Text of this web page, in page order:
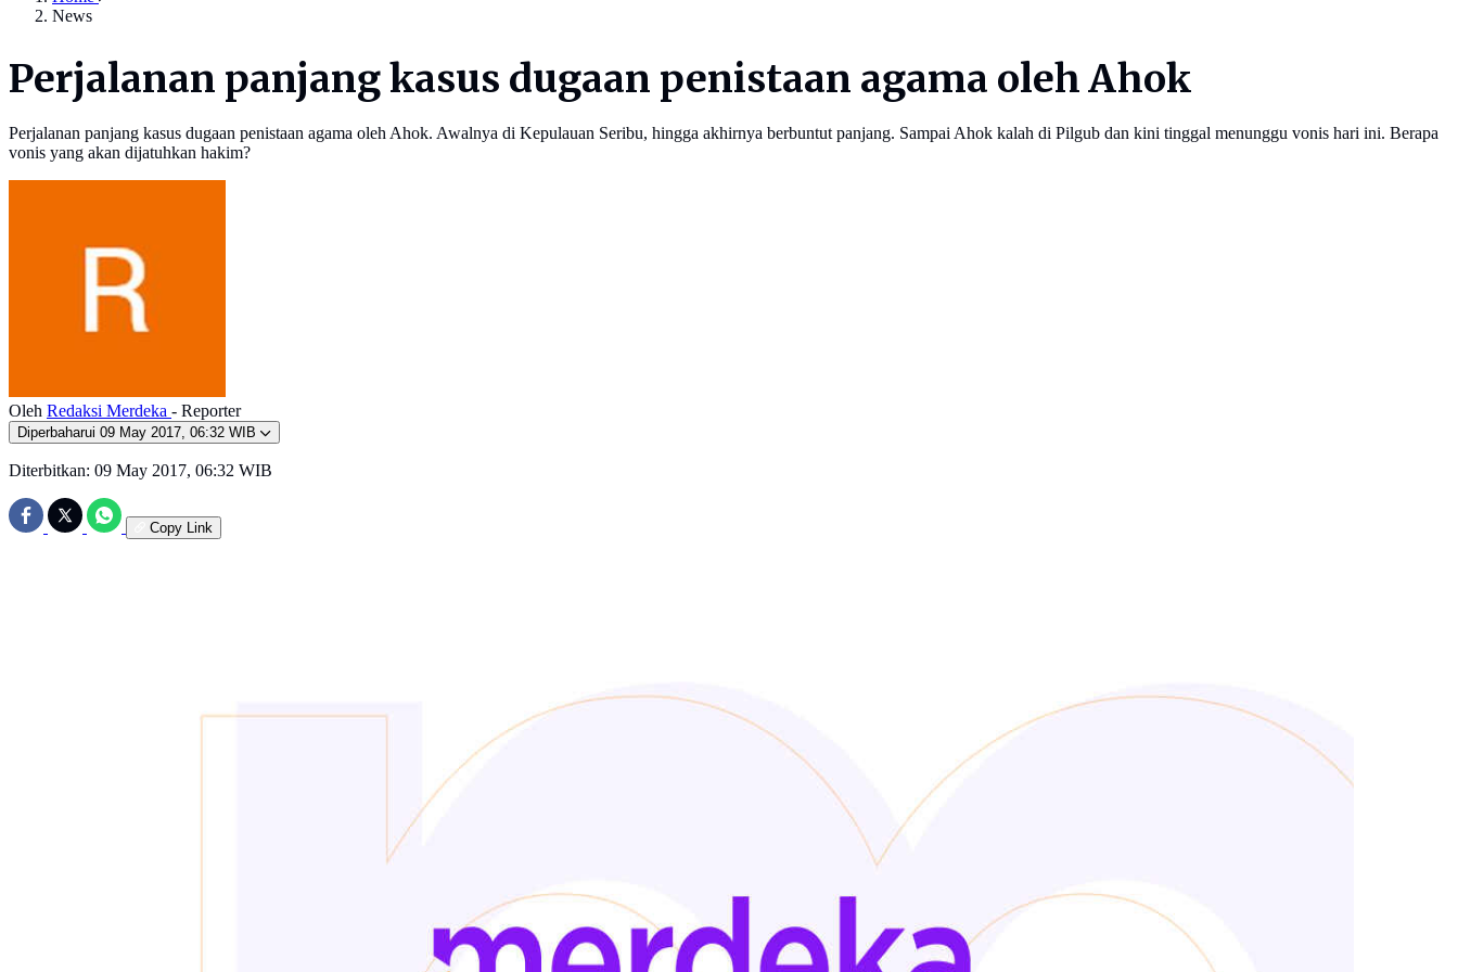
News
Perjalanan panjang kasus dugaan penistaan agama oleh Ahok
Perjalanan panjang kasus dugaan penistaan agama oleh Ahok. Awalnya di Kepulauan Seribu, hingga akhirnya berbuntut panjang. Sampai Ahok kalah di Pilgub dan kini tinggal menunggu vonis hari ini. Berapa
vonis yang akan dijatuhkan hakim?
Oleh Redaksi Merdeka - Reporter
Diperbaharui 09 May 2017, 06:32 WIB
Diterbitkan: 09 May 2017, 06:32 WIB
Copy Link